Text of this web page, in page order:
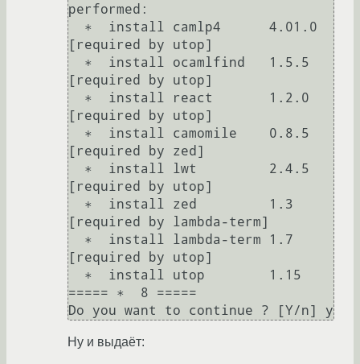
performed:
[required by utop]
[required by utop]
[required by utop]
[required by zed]
[required by utop]
[required by lambda-term]
[required by utop]
===== ∗  8 =====
Ну и выдаёт: